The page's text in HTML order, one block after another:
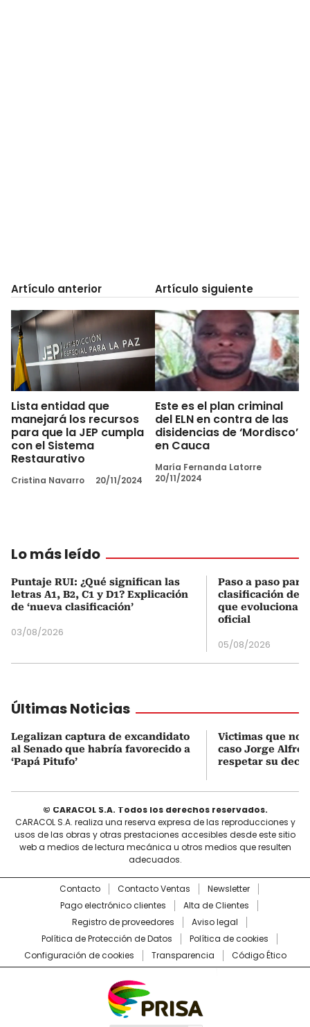
Artículo anterior
Lista entidad que
manejará los recursos
para que la JEP cumpla
con el Sistema
Restaurativo
Cristina Navarro 20/11/2024
Artículo siguiente
Este es el plan criminal
del ELN en contra de las
disidencias de ‘Mordisco’
en Cauca
María Fernanda Latorre
20/11/2024
Lo más leído
Puntaje RUI: ¿Qué significan las
letras A1, B2, C1 y D1? Explicación
de ‘nueva clasificación’
03/08/2026
Paso a paso
clasificación del
que evoluciona
oficial
05/08/2026
Últimas Noticias
Legalizan captura de excandidato
al Senado que habría favorecido a
‘Papá Pitufo’
Victimas que no
caso Jorge
respetar su
© CARACOL S.A. Todos los derechos reservados.
CARACOL S.A. realiza una reserva expresa de las reproducciones y
usos de las obras y otras prestaciones accesibles desde este sitio
web a medios de lectura mecánica u otros medios que resulten
adecuados.
Contacto Contacto Ventas
Newsletter
Pago electrónico clientes
Alta de Clientes
Registro de proveedores
Aviso legal
Política de Protección de Datos
Política de cookies
Configuración de cookies
Transparencia Código Ético